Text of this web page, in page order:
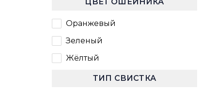
Оранжевый
Зеленый
Жёлтый
ТИП СВИСТКА